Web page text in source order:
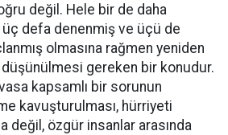
değil. Hele bir de daha
üç defa denenmiş ve üçü de
olmasına rağmen yeniden
gereken bir konudur.
kapsamlı bir sorunun
kavuşturulması, hürriyeti
değil, özgür insanlar arasında